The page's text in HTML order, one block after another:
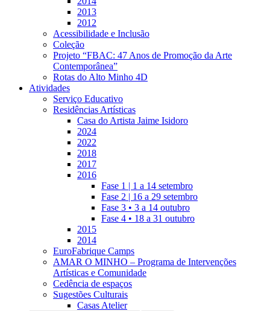
2013
2012
Acessibilidade e Inclusão
Coleção
Projeto “FBAC: 47 Anos de Promoção da Arte
Contemporânea”
Rotas do Alto Minho 4D
Atividades
Serviço Educativo
Residências Artísticas
Casa do Artista Jaime Isidoro
2024
2022
2018
2017
2016
Fase 1 | 1 a 14 setembro
Fase 2 | 16 a 29 setembro
Fase 3 • 3 a 14 outubro
Fase 4 • 18 a 31 outubro
2015
2014
EuroFabrique Camps
AMAR O MINHO – Programa de Intervenções
Artísticas e Comunidade
Cedência de espaços
Sugestões Culturais
Casas Atelier